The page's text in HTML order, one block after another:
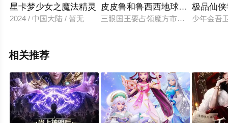
星卡梦少女之魔法精灵
2024 / 中国大陆 / 暂无
皮皮鲁和鲁西西地球之钟奇遇记
三眼国王要占领魔方市，失误将神奇
极品仙
少年金吾
相关推荐